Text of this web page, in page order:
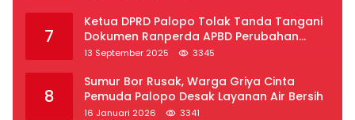
7
Ketua DPRD Palopo Tolak Tanda Tangani
Dokumen Ranperda APBD Perubahan
2025
13 September 2025 3345
8
Sumur Bor Rusak, Warga Griya Cinta
Pemuda Palopo Desak Layanan Air Bersih
16 Januari 2026 3341